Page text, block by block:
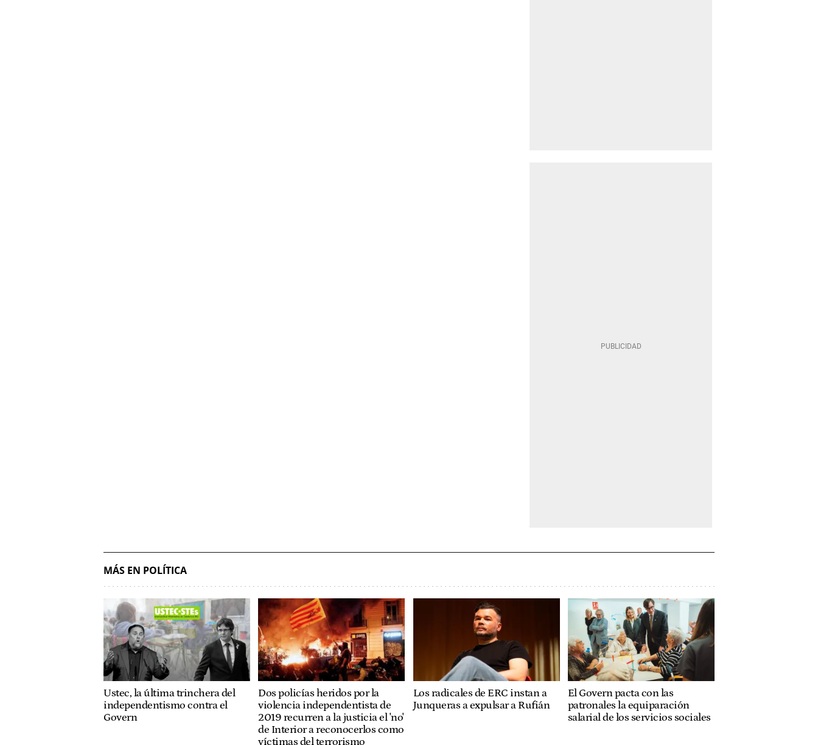
MÁS EN POLÍTICA
Ustec, la última trinchera del
independentismo contra el
Govern
Dos policías heridos por la
violencia independentista de
2019 recurren a la justicia el 'no'
de Interior a reconocerlos como
víctimas del terrorismo
Los radicales de ERC instan a
Junqueras a expulsar a Rufián
El Govern pacta con las
patronales la equiparación
salarial de los servicios sociales